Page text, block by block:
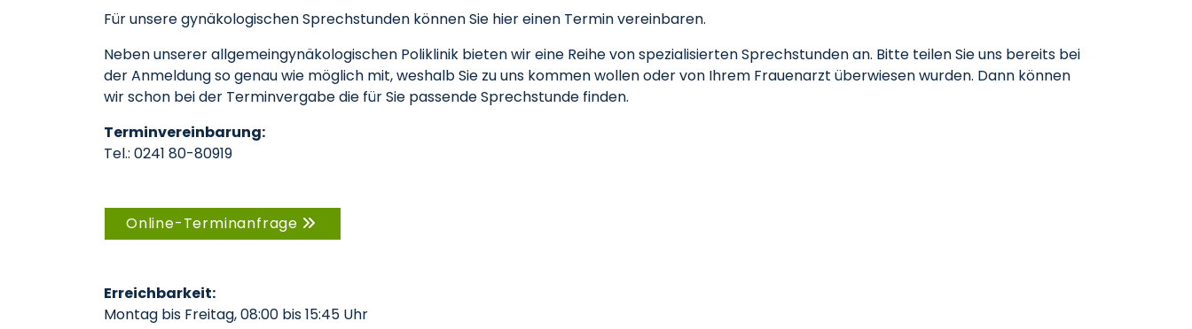
Für unsere gynäkologischen Sprechstunden können Sie hier einen Termin vereinbaren.
Neben unserer allgemeingynäkologischen Poliklinik bieten wir eine Reihe von spezialisierten Sprechstunden an. Bitte teilen Sie uns bereits bei
der Anmeldung so genau wie möglich mit, weshalb Sie zu uns kommen wollen oder von Ihrem Frauenarzt überwiesen wurden. Dann können
wir schon bei der Terminvergabe die für Sie passende Sprechstunde finden.
Terminvereinbarung:
Tel.: 0241 80-80919
Online-Terminanfrage
Erreichbarkeit:
Montag bis Freitag, 08:00 bis 15:45 Uhr